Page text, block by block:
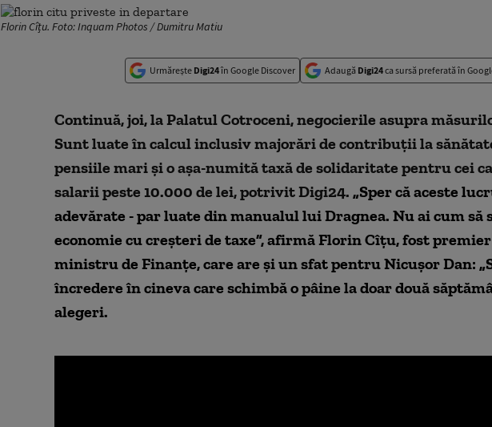
Florin Cîțu. Foto: Inquam Photos / Dumitru Matiu
Urmărește Digi24în Google Discover Adaugă Digi24ca sursă preferată în
Continuă, joi, la Palatul Cotroceni, negocierile asupra
Sunt luate în calcul inclusiv majorări de contribuții la
pensiile mari și o așa-numită taxă de solidaritate pentru cei
salarii peste 10.000 de lei, potrivit Digi24. „Sper că aceste
adevărate - par luate din manualul lui Dragnea. Nu ai cum să
economie cu creșteri de taxe”, afirmă Florin Cîțu, fost
ministru de Finanțe, care are și un sfat pentru Nicușor Dan:
încredere în cineva care schimbă o pâine la doar două
alegeri.